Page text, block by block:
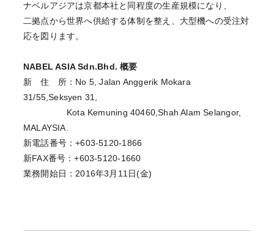
ナベルアジアは京都本社と同程度の生産規模になり、
二拠点から世界へ供給する体制を整え、大型機への受注対
応を図ります。
NABEL ASIA Sdn.Bhd. 概要
新 住 所：No 5, Jalan Anggerik Mokara
31/55,Seksyen 31,
Kota Kemuning 40460,Shah Alam Selangor,
MALAYSIA.
新電話番号：+603-5120-1866
新FAX番号：+603-5120-1660
業務開始日：2016年3月11日(金)